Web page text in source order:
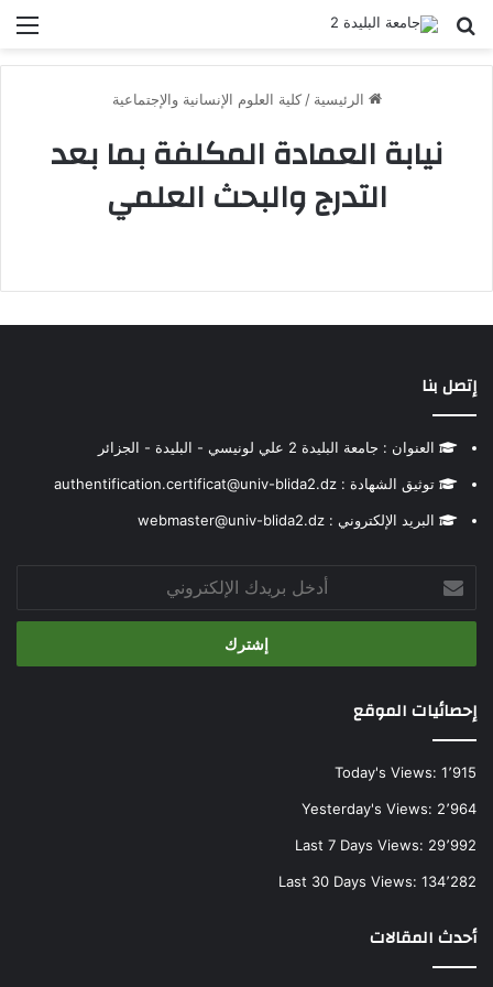
بحث عن
الرئيسية / كلية العلوم الإنسانية والإجتماعية
نيابة العمادة المكلفة بما بعد
التدرج والبحث العلمي
إتصل بنا
العنوان : جامعة البليدة 2 علي لونيسي - البليدة - الجزائر
توثيق الشهادة : authentification.certificat@univ-blida2.dz
البريد الإلكتروني : webmaster@univ-blida2.dz
بريدك
الإلكتروني
إحصائيات الموقع
Today's Views: 1٬915
Yesterday's Views: 2٬964
Last 7 Days Views: 29٬992
Last 30 Days Views: 134٬282
أحدث المقالات